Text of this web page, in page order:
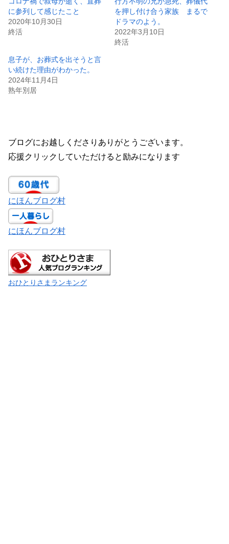
に参列して感じたこと
2020年10月30日
終活
を押し付け合う家族 まるで
ドラマのよう。
2022年3月10日
終活
息子が、お葬式を出そうと言
い続けた理由がわかった。
2024年11月4日
熟年別居
ブログにお越しくださりありがとうございます。
応援クリックしていただけると励みになります
にほんブログ村
にほんブログ村
おひとりさまランキング